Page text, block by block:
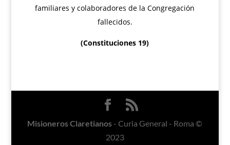
familiares y colaboradores de la Congregación
fallecidos.
(Constituciones 19)
Misioneros Claretianos - Curia General - Roma ©
2023